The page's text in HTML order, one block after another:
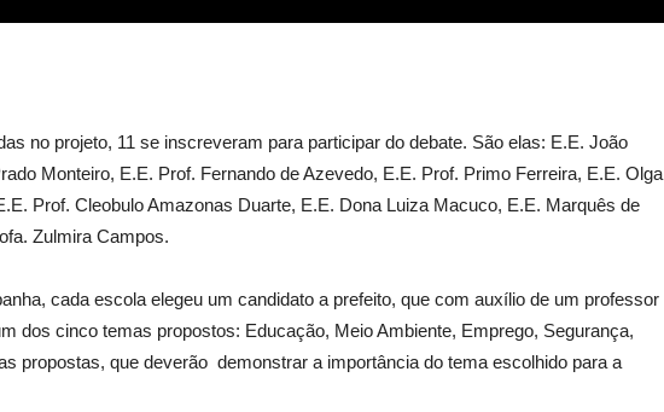
no projeto, 11 se inscreveram para participar do debate. São elas: E.E. João
Monteiro, E.E. Prof. Fernando de Azevedo, E.E. Prof. Primo Ferreira, E.E. Olga
Prof. Cleobulo Amazonas Duarte, E.E. Dona Luiza Macuco, E.E. Marquês de
Zulmira Campos.
cada escola elegeu um candidato a prefeito, que com auxílio de um professor
dos cinco temas propostos: Educação, Meio Ambiente, Emprego, Segurança,
propostas, que deverão demonstrar a importância do tema escolhido para a